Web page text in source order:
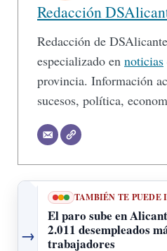
Redacción
Redacción de
especializado en noticias
provincia. Información
sucesos, política,
→
TAMBIÉN TE PUEDE
El paro sube en
2.011 desempleados
trabajadores